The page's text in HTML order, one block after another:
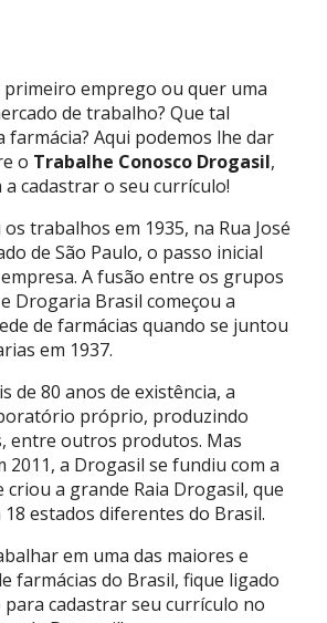
primeiro emprego ou quer uma
de trabalho? Que tal
Aqui podemos lhe dar
o Trabalhe Conosco Drogasil,
cadastrar o seu currículo!
trabalhos em 1935, na Rua José
de São Paulo, o passo inicial
A fusão entre os grupos
Drogaria Brasil começou a
de farmácias quando se juntou
em 1937.
de 80 anos de existência, a
próprio, produzindo
entre outros produtos. Mas
2011, a Drogasil se fundiu com a
criou a grande Raia Drogasil, que
estados diferentes do Brasil.
em uma das maiores e
farmácias do Brasil, fique ligado
para cadastrar seu currículo no